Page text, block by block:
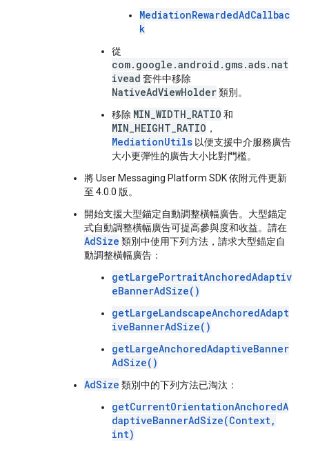
MediationRewardedAdCallbac
k
從
com.google.android.gms.ads.nat
ivead 套件中移除
NativeAdViewHolder類別。
移除 MIN_WIDTH_RATIO 和
MIN_HEIGHT_RATIO ，
MediationUtils 以便支援中介服務廣告
大小更彈性的廣告大小比對門檻。
將 User Messaging Platform SDK 依附元件更新
至 4.0.0 版。
開始支援大型錨定自動調整橫幅廣告。大型錨定
式自動調整橫幅廣告可提高參與度和收益。請在
AdSize 類別中使用下列方法，請求大型錨定自
動調整橫幅廣告：
getLargePortraitAnchoredAdaptiv
eBannerAdSize()
getLargeLandscapeAnchoredAdapt
iveBannerAdSize()
getLargeAnchoredAdaptiveBanner
AdSize()
AdSize 類別中的下列方法已淘汰：
getCurrentOrientationAnchoredA
daptiveBannerAdSize(Context,
int)